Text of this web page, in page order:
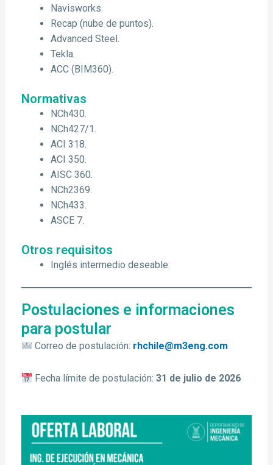
Navisworks.
Recap (nube de puntos).
Advanced Steel.
Tekla.
ACC (BIM360).
Normativas
NCh430.
NCh427/1.
ACI 318.
ACI 350.
AISC 360.
NCh2369.
NCh433.
ASCE 7.
Otros requisitos
Inglés intermedio deseable.
Postulaciones e informaciones
para postular
Correo de postulación: rhchile@m3eng.com
Fecha límite de postulación: 31 de julio de 2026